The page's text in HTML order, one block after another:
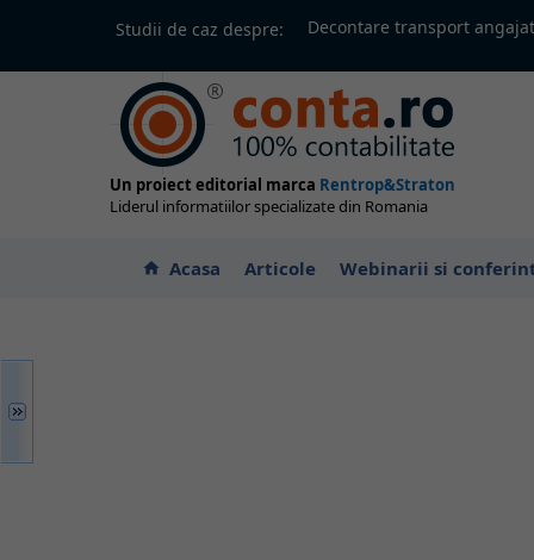
Studii de caz despre: Decontare transport
Un proiect editorial marca Rentrop&Straton
Liderul informatiilor specializate din Romania
home Acasa Articole Webinarii si